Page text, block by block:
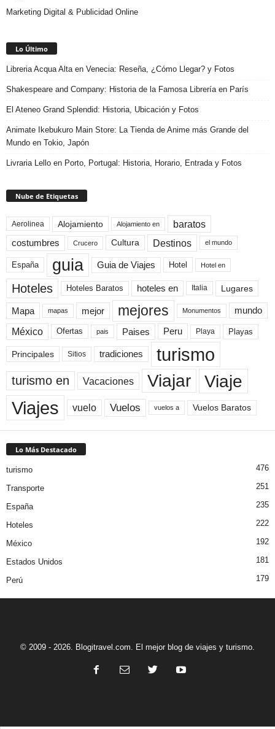
Marketing Digital & Publicidad Online
Lo Último
Libreria Acqua Alta en Venecia: Reseña, ¿Cómo Llegar? y Fotos
Shakespeare and Company: Historia de la Famosa Librería en París
El Ateneo Grand Splendid: Historia, Ubicación y Fotos
Animate Ikebukuro Main Store: La Tienda de Anime más Grande del
Mundo en Tokio, Japón
Livraria Lello en Porto, Portugal: Historia, Horario, Entrada y Fotos
Nube de Etiquetas
Aerolinea Alojamiento Alojamiento en baratos
costumbres Crucero Cultura Destinos el mundo
España guia Guia de Viajes Hotel Hotel en
Hoteles Hoteles Baratos hoteles en Italia Lugares
Mapa mapas mejor mejores Monumentos mundo
México Ofertas pais Paises Peru Playa Playas
Principales Sitios tradiciones turismo
turismo en Vacaciones Viajar Viaje
Viajes vuelo Vuelos vuelos a Vuelos Baratos
Lo Más Destacado
turismo 476
Transporte 251
España 235
Hoteles 222
México 192
Estados Unidos 181
Perú 179
© 2009 - 2026. Blogitravel.com. El mejor blog de viajes y turismo.